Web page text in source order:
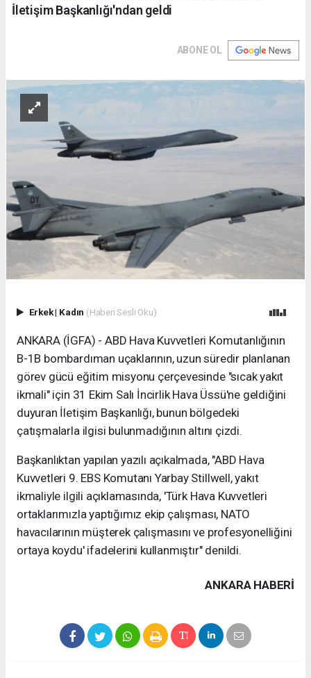
İletişim Başkanlığı'ndan geldi
ABONE OL
Erkek| Kadın (Haberi Sesli Oku)
ANKARA (İGFA) - ABD Hava Kuvvetleri Komutanlığının
B-1B bombardıman uçaklarının, uzun süredir planlanan
görev gücü eğitim misyonu çerçevesinde "sıcak yakıt
ikmali" için 31 Ekim Salı İncirlik Hava Üssü'ne geldiğini
duyuran İletişim Başkanlığı, bunun bölgedeki
çatışmalarla ilgisi bulunmadığının altını çizdi.
Başkanlıktan yapılan yazılı açıkalmada, "ABD Hava
Kuvvetleri 9. EBS Komutanı Yarbay Stillwell, yakıt
ikmaliyle ilgili açıklamasında, 'Türk Hava Kuvvetleri
ortaklarımızla yaptığımız ekip çalışması, NATO
havacılarının müşterek çalışmasını ve profesyonelliğini
ortaya koydu' ifadelerini kullanmıştır" denildi.
ANKARA HABERİ